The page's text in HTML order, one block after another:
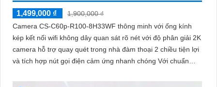
1,499,000 ₫
1,900,000 ₫
Camera CS-C60p-R100-8H33WF thông minh với ống kính
kép kết nối wifi không dây quan sát rõ nét với độ phân giải 2K
camera hỗ trợ quay quét trong nhà đàm thoại 2 chiều tiện lợi
và tích hợp nút gọi điện cảm ứng nhanh chóng Với chuẩn